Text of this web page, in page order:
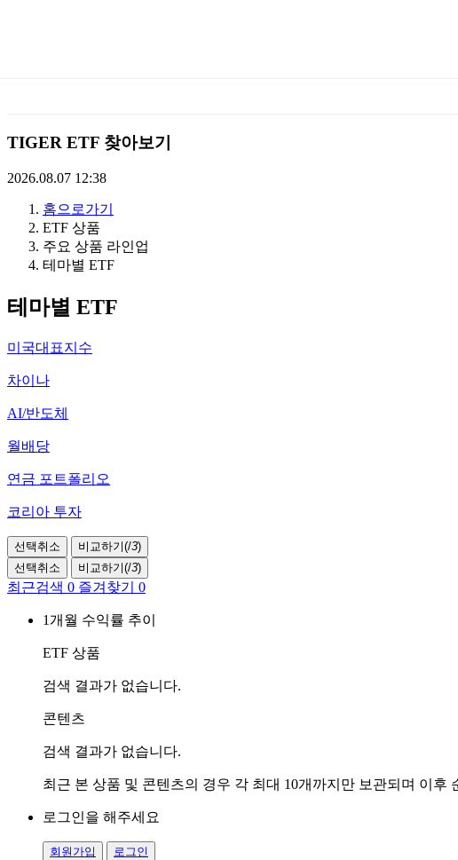
에
셋
TIGERETF
TIGER ETF 찾아보기
2026.08.07 12:38
홈으로가기
ETF 상품
주요 상품 라인업
테마별 ETF
테마별 ETF
미국대표지수
차이나
AI/반도체
월배당
연금 포트폴리오
코리아 투자
선택취소 비교하기(/3)
선택취소
비교하기(/3)
최근검색 0 즐겨찾기 0
1개월 수익률 추이
ETF 상품
검색 결과가 없습니다.
콘텐츠
검색 결과가 없습니다.
최근 본 상품 및 콘텐츠의 경우 각 최대 10개까지만 보관되며 이후
로그인을 해주세요
회원가입 로그인